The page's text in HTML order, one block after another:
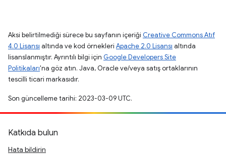
Aksi belirtilmediği sürece bu sayfanın içeriği Creative Commons Atıf
4.0 Lisansı altında ve kod örnekleri Apache 2.0 Lisansı altında
lisanslanmıştır. Ayrıntılı bilgi için Google Developers Site
Politikaları'na göz atın. Java, Oracle ve/veya satış ortaklarının
tescilli ticari markasıdır.
Son güncelleme tarihi: 2023-03-09 UTC.
Katkıda bulun
Hata bildirin